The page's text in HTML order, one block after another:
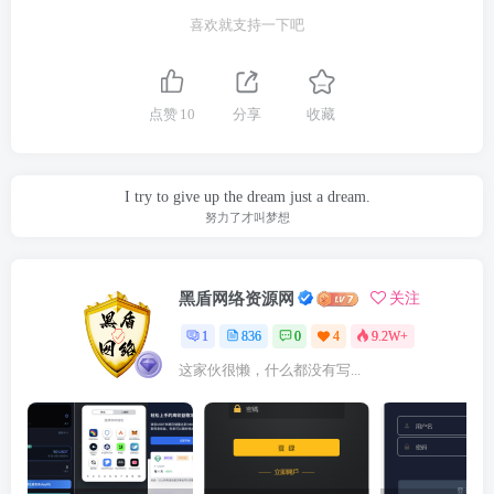
喜欢就支持一下吧
点赞 10 分享 收藏
I try to give up the dream just a dream.
努力了才叫梦想
黑盾网络资源网 关注
1 836 0 4 9.2W+
这家伙很懒，什么都没有写...